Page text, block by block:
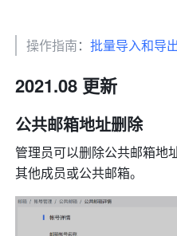
操作指南：批量导入和导
2021.08 更新
公共邮箱地址删除
管理员可以删除公共邮箱地
其他成员或公共邮箱。